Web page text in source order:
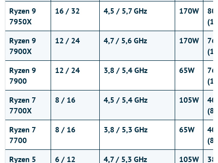
Ryzen 9
7950X
16 / 32 4,5 / 5,7 GHz 170W
80
Ryzen 9
7900X
12 / 24 4,7 / 5,6 GHz 170W
76
Ryzen 9
7900
12 / 24 3,8 / 5,4 GHz 65W
76
Ryzen 7
7700X
8 / 16 4,5 / 5,4 GHz 105W
40
Ryzen 7
7700
8 / 16 3,8 / 5,3 GHz 65W
40
Ryzen 5
6 / 12 4,7 / 5,3 GHz 105W 38